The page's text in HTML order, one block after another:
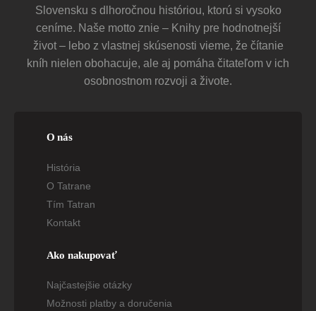
Slovensku s dlhoročnou históriou, ktorú si vysoko
ceníme. Naše motto znie – Knihy pre hodnotnejší
život – lebo z vlastnej skúsenosti vieme, že čítanie
kníh nielen obohacuje, ale aj pomáha čitateľom v ich
osobnostnom rozvoji a živote.
O nás
História
O Tatrane
Tím Tatran
Kontakt
Ako nakupovať
Najčastejšie otázky
Možnosti platby a doručenia